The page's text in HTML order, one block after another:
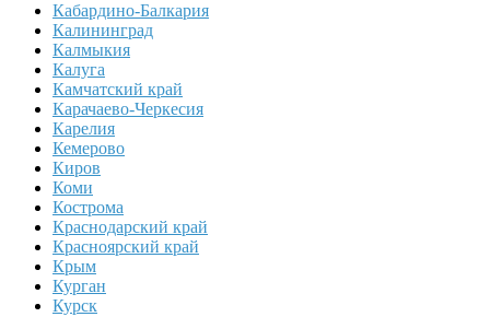
Кабардино-Балкария
Калининград
Калмыкия
Калуга
Камчатский край
Карачаево-Черкесия
Карелия
Кемерово
Киров
Коми
Кострома
Краснодарский край
Красноярский край
Крым
Курган
Курск